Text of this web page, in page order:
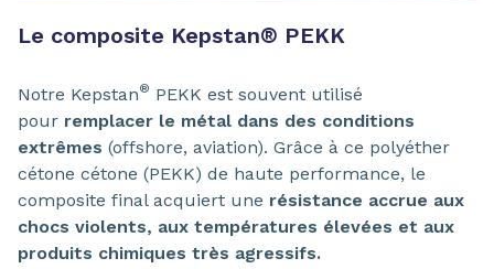
Le composite Kepstan® PEKK
Notre Kepstan® PEKK est souvent utilisé
pour remplacer le métal dans des conditions
extrêmes (offshore, aviation). Grâce à ce polyéther
cétone cétone (PEKK) de haute performance, le
composite final acquiert une résistance accrue aux
chocs violents, aux températures élevées et aux
produits chimiques très agressifs.